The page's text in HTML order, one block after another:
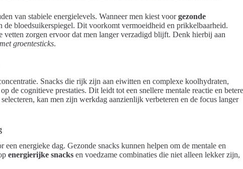
van stabiele energielevels. Wanneer men kiest voorgezonde
de bloedsuikerspiegel. Dit voorkomt vermoeidheid en prikkelbaarheid.
vetten zorgen ervoor dat men langer verzadigd blijft. Denk hierbij aan
groentesticks.
Snacks die rijk zijn aan eiwitten en complexe koolhydraten,
de cognitieve prestaties. Dit leidt tot een snellere mentale reactie en betere
kan men zijn werkdag aanzienlijk verbeteren en de focus langer
een energieke dag. Gezonde snacks kunnen helpen om de mentale en
energierijke snacks en voedzame combinaties die niet alleen lekker zijn,